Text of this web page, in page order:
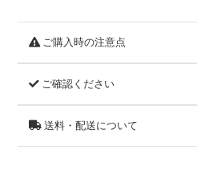
ご購入時の注意点
ご確認ください
送料・配送について